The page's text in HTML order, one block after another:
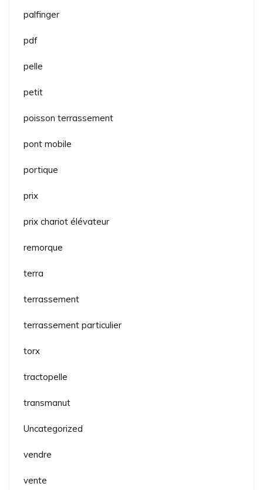
palfinger
pdf
pelle
petit
poisson terrassement
pont mobile
portique
prix
prix chariot élévateur
remorque
terra
terrassement
terrassement particulier
torx
tractopelle
transmanut
Uncategorized
vendre
vente